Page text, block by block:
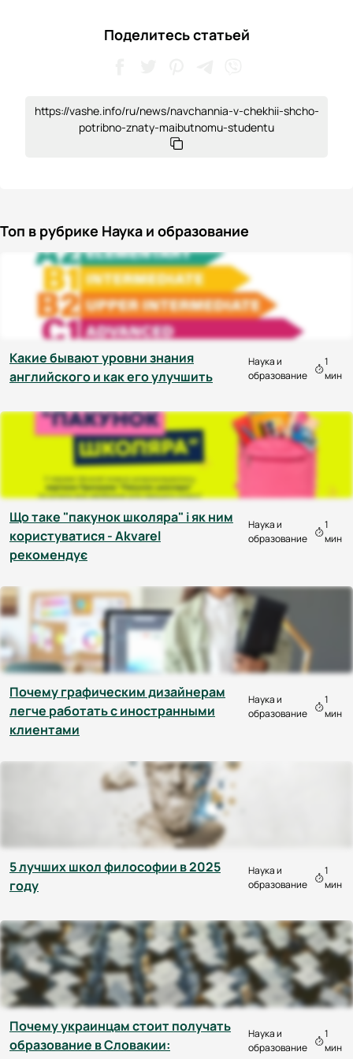
Поделитесь статьей
https://vashe.info/ru/news/navchannia-v-chekhii-shcho-
potribno-znaty-maibutnomu-studentu
Топ в рубрике Наука и образование
Какие бывают уровни знания
английского и как его улучшить
Наука и
образование
1
мин
Що таке "пакунок школяра" і як ним
користуватися - Akvarel
рекомендує
Наука и
образование
1
мин
Почему графическим дизайнерам
легче работать с иностранными
клиентами
Наука и
образование
1
мин
5 лучших школ философии в 2025
году
Наука и
образование
1
мин
Почему украинцам стоит получать
образование в Словакии:
Наука и
образование
1
мин